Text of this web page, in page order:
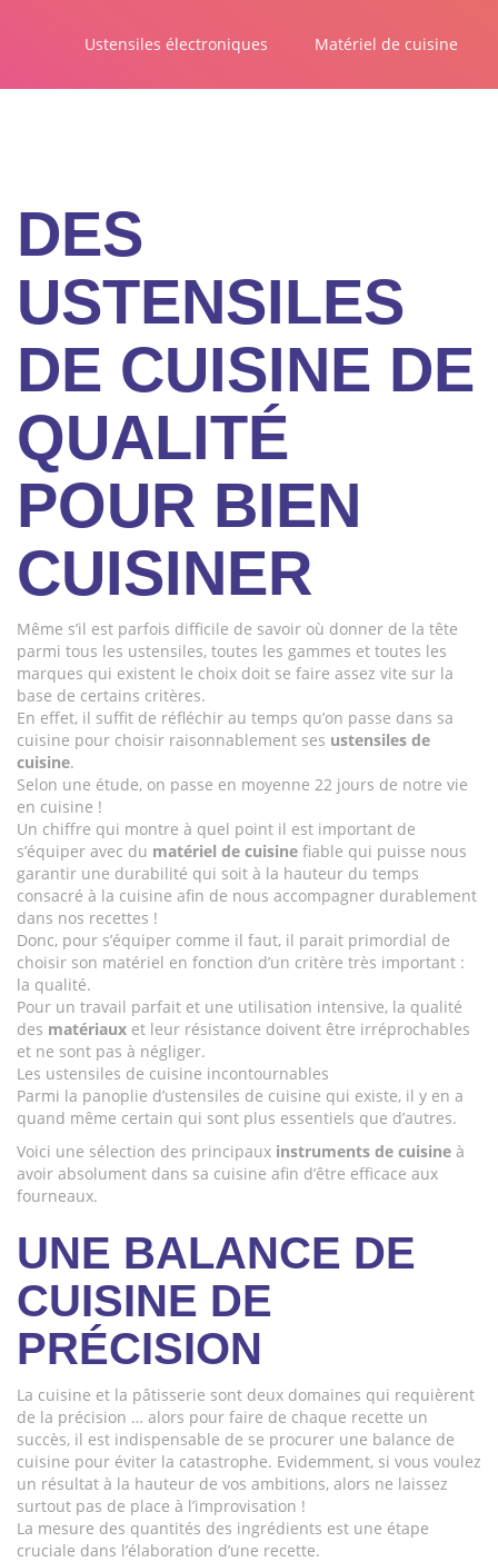
Ustensiles électroniques Matériel de cuisine
DES
USTENSILES
DE CUISINE DE
QUALITÉ
POUR BIEN
CUISINER
Même s’il est parfois difficile de savoir où donner de la tête
parmi tous les ustensiles, toutes les gammes et toutes les
marques qui existent le choix doit se faire assez vite sur la
base de certains critères.
En effet, il suffit de réfléchir au temps qu’on passe dans sa
cuisine pour choisir raisonnablement ses ustensiles de
cuisine.
Selon une étude, on passe en moyenne 22 jours de notre vie
en cuisine !
Un chiffre qui montre à quel point il est important de
s’équiper avec du matériel de cuisine fiable qui puisse nous
garantir une durabilité qui soit à la hauteur du temps
consacré à la cuisine afin de nous accompagner durablement
dans nos recettes !
Donc, pour s’équiper comme il faut, il parait primordial de
choisir son matériel en fonction d’un critère très important :
la qualité.
Pour un travail parfait et une utilisation intensive, la qualité
des matériaux et leur résistance doivent être irréprochables
et ne sont pas à négliger.
Les ustensiles de cuisine incontournables
Parmi la panoplie d’ustensiles de cuisine qui existe, il y en a
quand même certain qui sont plus essentiels que d’autres.
Voici une sélection des principaux instruments de cuisine à
avoir absolument dans sa cuisine afin d’être efficace aux
fourneaux.
UNE BALANCE DE
CUISINE DE
PRÉCISION
La cuisine et la pâtisserie sont deux domaines qui requièrent
de la précision … alors pour faire de chaque recette un
succès, il est indispensable de se procurer une balance de
cuisine pour éviter la catastrophe. Evidemment, si vous voulez
un résultat à la hauteur de vos ambitions, alors ne laissez
surtout pas de place à l’improvisation !
La mesure des quantités des ingrédients est une étape
cruciale dans l’élaboration d’une recette.